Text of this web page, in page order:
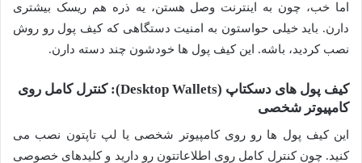
اما خب، چون به اینترنت وصل هستن، یه ذره هم ریسک بیشتری
دارن. باید خیلی حواستون به امنیت دستگاهی که کیف پول رو روش
نصب کردید، باشه. این کیف پول ها خودشون چند دسته دارن.
کیف پول های دسکتاپ (Desktop Wallets): کنترل کامل روی
کامپیوتر شخصی
این کیف پول ها رو روی کامپیوتر شخصی یا لپ تاپتون نصب می
کنید. چون کنترل کامل روی اطلاعاتتون رو دارید و کلیدهای خصوصی